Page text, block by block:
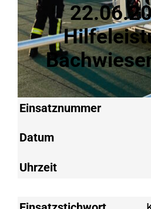
Einsatznummer
Datum
Uhrzeit